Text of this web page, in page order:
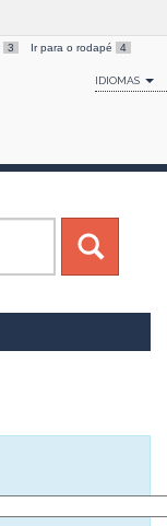
3 Ir para o rodapé 4
IDIOMAS